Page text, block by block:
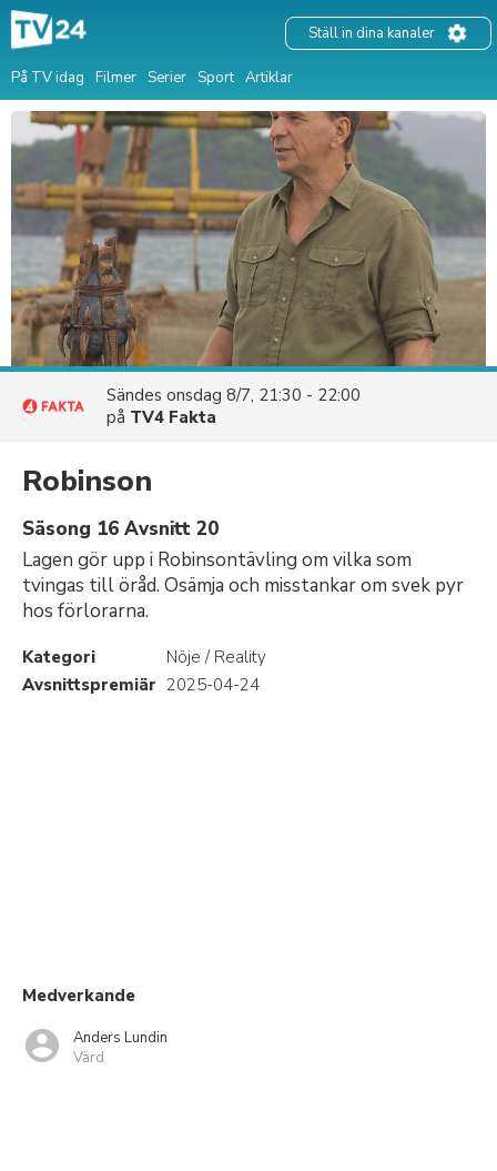
På TV idag Filmer Serier Sport Artiklar
Ställ in dina kanaler
Sändes onsdag 8/7, 21:30 - 22:00
på TV4 Fakta
Robinson
Säsong 16 Avsnitt 20
Lagen gör upp i Robinsontävling om vilka som
tvingas till öråd. Osämja och misstankar om svek pyr
hos förlorarna.
Kategori
Nöje / Reality
Avsnittspremiär 2025-04-24
Medverkande
Anders Lundin
Värd